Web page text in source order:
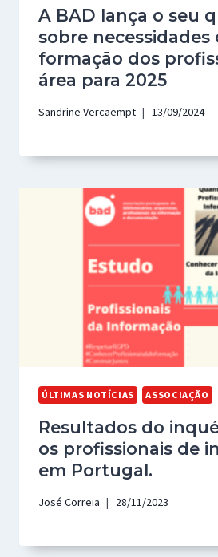
A BAD lança o seu
sobre necessidades
formação dos
área para 2025
Sandrine Vercaempt 13/09/2024
ÚLTIMAS NOTÍCIAS ASSOCIAÇÃO
Resultados do
os profissionais de
em Portugal.
José Correia 28/11/2023